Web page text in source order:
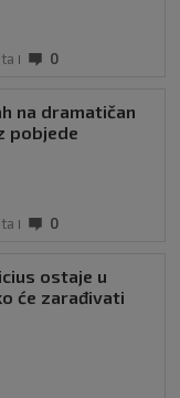
0
na dramatičan
pobjede
0
ostaje u
će zarađivati